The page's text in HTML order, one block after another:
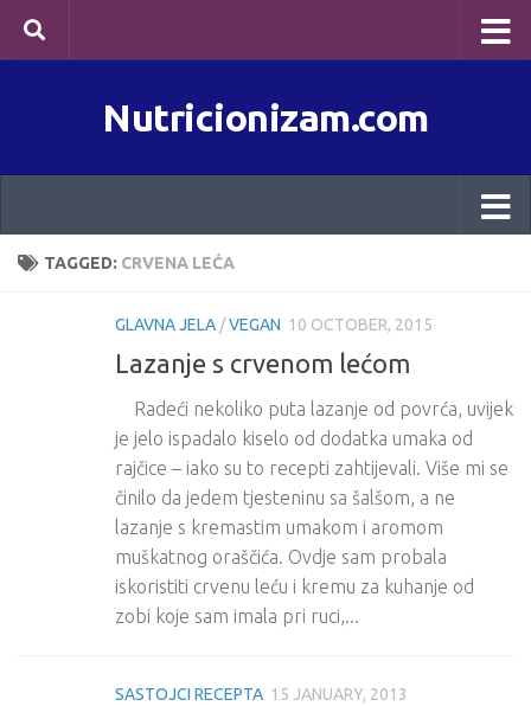
Skip to content
Nutricionizam.com
TAGGED: CRVENA LEĆA
GLAVNA JELA /VEGAN 10 OCTOBER, 2015
Lazanje s crvenom lećom
Radeći nekoliko puta lazanje od povrća, uvijek
je jelo ispadalo kiselo od dodatka umaka od
rajčice – iako su to recepti zahtijevali. Više mi se
činilo da jedem tjesteninu sa šalšom, a ne
lazanje s kremastim umakom i aromom
muškatnog oraščića. Ovdje sam probala
iskoristiti crvenu leću i kremu za kuhanje od
zobi koje sam imala pri ruci,...
SASTOJCI RECEPTA 15 JANUARY, 2013